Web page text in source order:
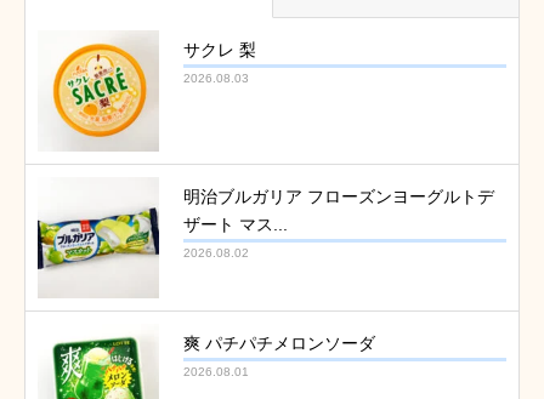
サクレ 梨
2026.08.03
明治ブルガリア フローズンヨーグルトデ
ザート マス...
2026.08.02
爽 パチパチメロンソーダ
2026.08.01